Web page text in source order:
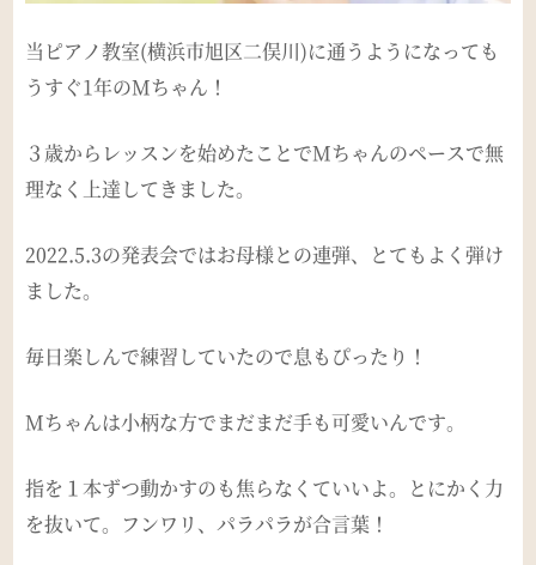
当ピアノ教室(横浜市旭区二俣川)に通うようになっても
うすぐ1年のMちゃん！
３歳からレッスンを始めたことでMちゃんのペースで無
理なく上達してきました。
2022.5.3の発表会ではお母様との連弾、とてもよく弾け
ました。
毎日楽しんで練習していたので息もぴったり！
Mちゃんは小柄な方でまだまだ手も可愛いんです。
指を１本ずつ動かすのも焦らなくていいよ。とにかく力
を抜いて。フンワリ、パラパラが合言葉！